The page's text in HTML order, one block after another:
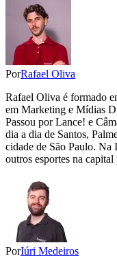
PorRafael Oliva
Rafael Oliva é formado
em Marketing e Mídias
Passou por Lance! e
dia a dia de Santos,
cidade de São Paulo. Na
outros esportes na capital
PorIúri Medeiros